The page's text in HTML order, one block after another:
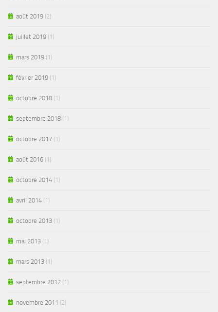
août 2019 (2)
juillet 2019 (1)
mars 2019 (1)
février 2019 (1)
octobre 2018 (1)
septembre 2018 (1)
octobre 2017 (1)
août 2016 (1)
octobre 2014 (1)
avril 2014 (1)
octobre 2013 (1)
mai 2013 (1)
mars 2013 (1)
septembre 2012 (1)
novembre 2011 (2)